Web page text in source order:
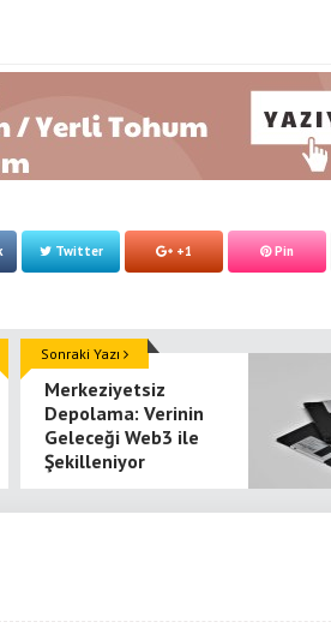
Twitter +1 Pin
Merkeziyetsiz
Depolama: Verinin
Geleceği Web3 ile
Şekilleniyor
Sonraki Yazı